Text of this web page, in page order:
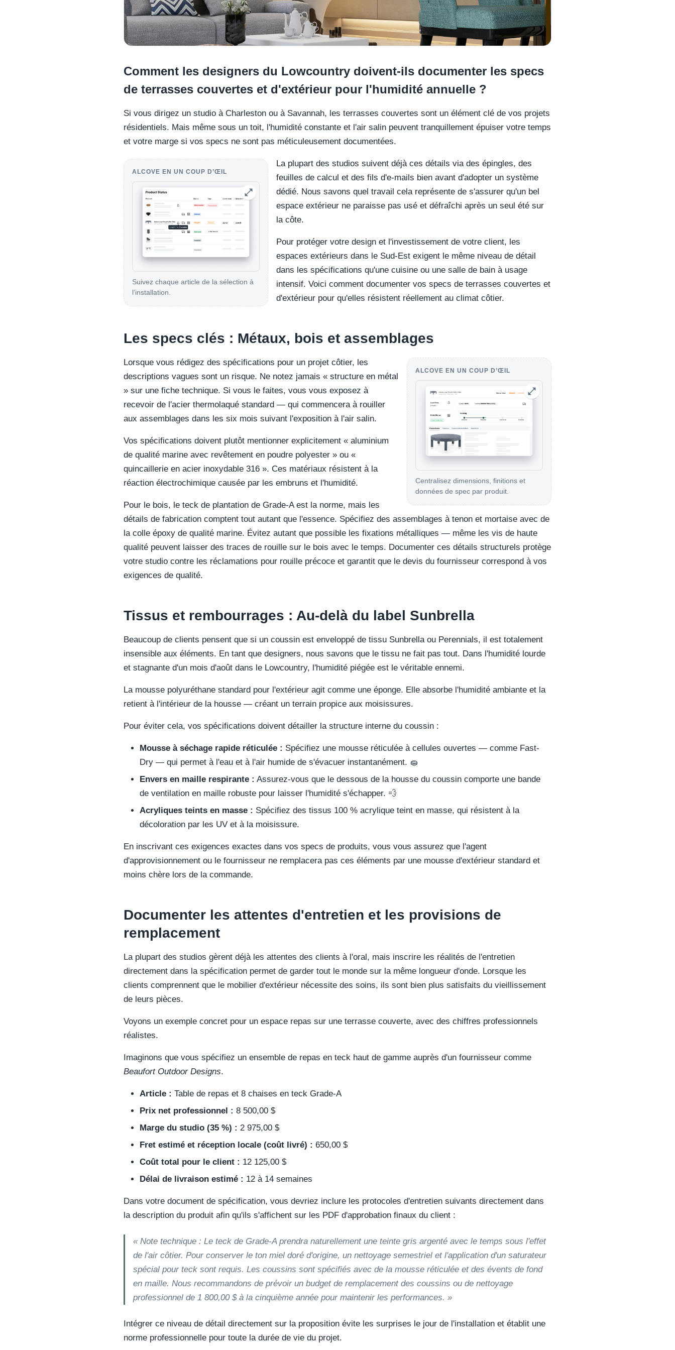
Comment les designers du Lowcountry doivent-ils documenter les specs
de terrasses couvertes et d'extérieur pour l'humidité annuelle ?
Si vous dirigez un studio à Charleston ou à Savannah, les terrasses couvertes sont un élément clé de vos projets
résidentiels. Mais même sous un toit, l'humidité constante et l'air salin peuvent tranquillement épuiser votre temps
et votre marge si vos specs ne sont pas méticuleusement documentées.
ALCOVE EN UN COUP D’ŒIL
Suivez chaque article de la sélection à
l’installation.
La plupart des studios suivent déjà ces détails via des épingles, des
feuilles de calcul et des fils d'e-mails bien avant d'adopter un système
dédié. Nous savons quel travail cela représente de s'assurer qu'un bel
espace extérieur ne paraisse pas usé et défraîchi après un seul été sur
la côte.
Pour protéger votre design et l'investissement de votre client, les
espaces extérieurs dans le Sud-Est exigent le même niveau de détail
dans les spécifications qu'une cuisine ou une salle de bain à usage
intensif. Voici comment documenter vos specs de terrasses couvertes et
d'extérieur pour qu'elles résistent réellement au climat côtier.
Les specs clés : Métaux, bois et assemblages
ALCOVE EN UN COUP D’ŒIL
Centralisez dimensions, finitions et
données de spec par produit.
Lorsque vous rédigez des spécifications pour un projet côtier, les
descriptions vagues sont un risque. Ne notez jamais « structure en métal
» sur une fiche technique. Si vous le faites, vous vous exposez à
recevoir de l'acier thermolaqué standard — qui commencera à rouiller
aux assemblages dans les six mois suivant l'exposition à l'air salin.
Vos spécifications doivent plutôt mentionner explicitement « aluminium
de qualité marine avec revêtement en poudre polyester » ou «
quincaillerie en acier inoxydable 316 ». Ces matériaux résistent à la
réaction électrochimique causée par les embruns et l'humidité.
Pour le bois, le teck de plantation de Grade-A est la norme, mais les
détails de fabrication comptent tout autant que l'essence. Spécifiez des assemblages à tenon et mortaise avec de
la colle époxy de qualité marine. Évitez autant que possible les fixations métalliques — même les vis de haute
qualité peuvent laisser des traces de rouille sur le bois avec le temps. Documenter ces détails structurels protège
votre studio contre les réclamations pour rouille précoce et garantit que le devis du fournisseur correspond à vos
exigences de qualité.
Tissus et rembourrages : Au-delà du label Sunbrella
Beaucoup de clients pensent que si un coussin est enveloppé de tissu Sunbrella ou Perennials, il est totalement
insensible aux éléments. En tant que designers, nous savons que le tissu ne fait pas tout. Dans l'humidité lourde
et stagnante d'un mois d'août dans le Lowcountry, l'humidité piégée est le véritable ennemi.
La mousse polyuréthane standard pour l'extérieur agit comme une éponge. Elle absorbe l'humidité ambiante et la
retient à l'intérieur de la housse — créant un terrain propice aux moisissures.
Pour éviter cela, vos spécifications doivent détailler la structure interne du coussin :
Mousse à séchage rapide réticulée : Spécifiez une mousse réticulée à cellules ouvertes — comme Fast-
Dry — qui permet à l'eau et à l'air humide de s'évacuer instantanément. 🧽
Envers en maille respirante : Assurez-vous que le dessous de la housse du coussin comporte une bande
de ventilation en maille robuste pour laisser l'humidité s'échapper. 💨
Acryliques teints en masse : Spécifiez des tissus 100 % acrylique teint en masse, qui résistent à la
décoloration par les UV et à la moisissure.
En inscrivant ces exigences exactes dans vos specs de produits, vous vous assurez que l'agent
d'approvisionnement ou le fournisseur ne remplacera pas ces éléments par une mousse d'extérieur standard et
moins chère lors de la commande.
Documenter les attentes d'entretien et les provisions de
remplacement
La plupart des studios gèrent déjà les attentes des clients à l'oral, mais inscrire les réalités de l'entretien
directement dans la spécification permet de garder tout le monde sur la même longueur d'onde. Lorsque les
clients comprennent que le mobilier d'extérieur nécessite des soins, ils sont bien plus satisfaits du vieillissement
de leurs pièces.
Voyons un exemple concret pour un espace repas sur une terrasse couverte, avec des chiffres professionnels
réalistes.
Imaginons que vous spécifiez un ensemble de repas en teck haut de gamme auprès d'un fournisseur comme
Beaufort Outdoor Designs.
Article : Table de repas et 8 chaises en teck Grade-A
Prix net professionnel : 8 500,00 $
Marge du studio (35 %) : 2 975,00 $
Fret estimé et réception locale (coût livré) : 650,00 $
Coût total pour le client : 12 125,00 $
Délai de livraison estimé : 12 à 14 semaines
Dans votre document de spécification, vous devriez inclure les protocoles d'entretien suivants directement dans
la description du produit afin qu'ils s'affichent sur les PDF d'approbation finaux du client :
« Note technique : Le teck de Grade-A prendra naturellement une teinte gris argenté avec le temps sous l'effet
de l'air côtier. Pour conserver le ton miel doré d'origine, un nettoyage semestriel et l'application d'un saturateur
spécial pour teck sont requis. Les coussins sont spécifiés avec de la mousse réticulée et des évents de fond
en maille. Nous recommandons de prévoir un budget de remplacement des coussins ou de nettoyage
professionnel de 1 800,00 $ à la cinquième année pour maintenir les performances. »
Intégrer ce niveau de détail directement sur la proposition évite les surprises le jour de l'installation et établit une
norme professionnelle pour toute la durée de vie du projet.